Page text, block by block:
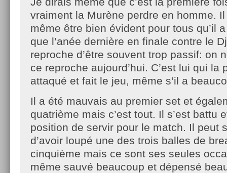
vraiment la Murène perdre en homme.
même être bien évident pour tous qu’il
que l’anée dernière en finale contre le
reproche d’être souvent trop passif: on
ce reproche aujourd’hui. C’est lui qui la
attaqué et fait le jeu, même s’il a
Il a été mauvais au premier set et
quatrième mais c’est tout. Il s’est battu
position de servir pour le match. Il peut
d’avoir loupé une des trois balles de
cinquième mais ce sont ses seules
même sauvé beaucoup et dépensé